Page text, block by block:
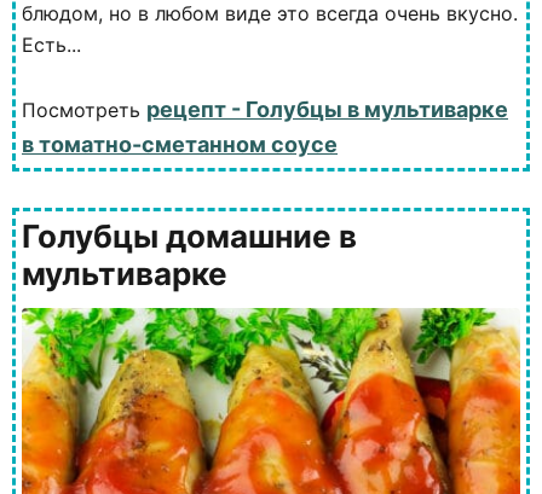
блюдом, но в любом виде это всегда очень вкусно.
Есть...
Посмотреть рецепт - Голубцы в мультиварке
в томатно-сметанном соусе
Голубцы домашние в
мультиварке